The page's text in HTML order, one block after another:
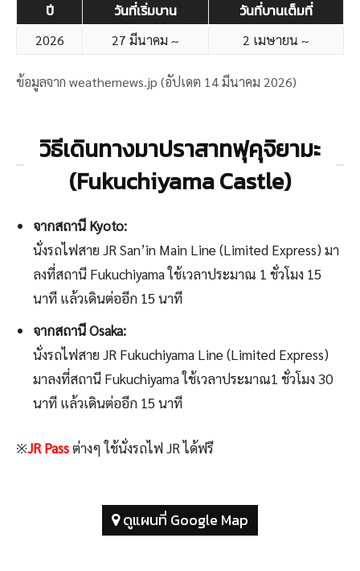
ปี วันที่เริ่มบาน วันที่บานเต็มที่
2026 27 มีนาคม ~ 2 เมษายน ~
ข้อมูลจาก weathernews.jp (อัปเดต 14 มีนาคม 2026)
วิธีเดินทางมาปราสาทฟุคุจิยามะ
(Fukuchiyama Castle)
จากสถานี Kyoto:
นั่งรถไฟสาย JR San’in Main Line (Limited Express) มา
ลงที่สถานี Fukuchiyama ใช้เวลาประมาณ 1 ชั่วโมง 15
นาที แล้วเดินต่ออีก 15 นาที
จากสถานี Osaka:
นั่งรถไฟสาย JR Fukuchiyama Line (Limited Express)
มาลงที่สถานี Fukuchiyama ใช้เวลาประมาณ1 ชั่วโมง 30
นาที แล้วเดินต่ออีก 15 นาที
※JR Passต่างๆ ใช้นั่งรถไฟ JR ได้ฟรี
ดูแผนที่ Google Map